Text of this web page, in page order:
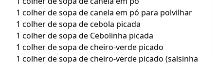
1 colher de sopa de canela em pó para polvilhar
1 colher de sopa de cebola picada
1 colher de sopa de Cebolinha picada
1 colher de sopa de cheiro-verde picado
1 colher de sopa de cheiro-verde picado (salsinha